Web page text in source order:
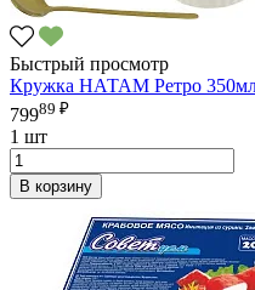
Быстрый просмотр
Кружка НАТАМ Ретро
79989 ₽
1 шт
В корзину